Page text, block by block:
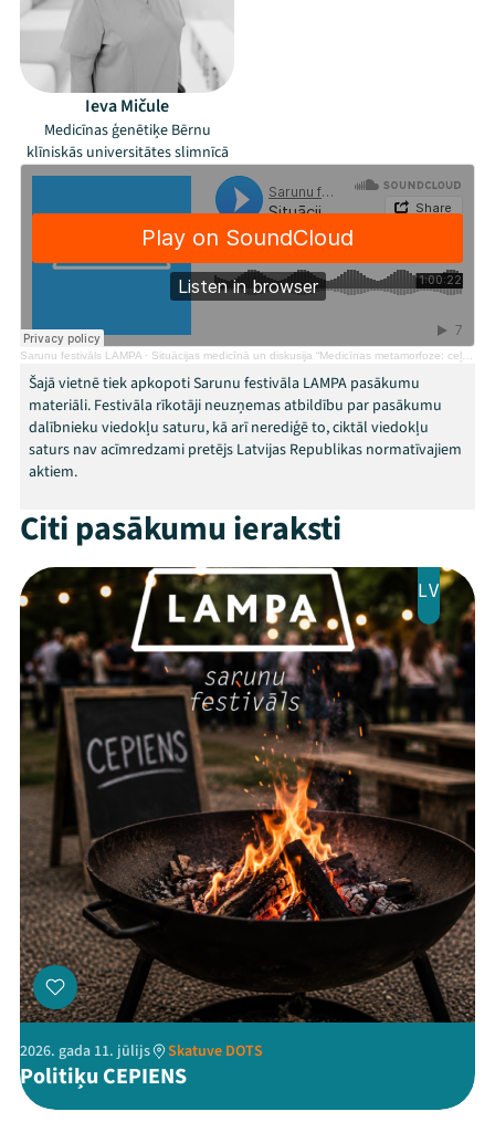
Mana programma
Festivāls
Programma
Arhīvs
Viņi bija LAMPĀ 2026
Jaunumi
Ziedo
Veikals
Kontakti
ThreadsFacebookYoutube
X Instagram
Flick TikTok
Ieva Mičule
Medicīnas ģenētiķe Bērnu
klīniskās universitātes slimnīcā
Sarunu festivāls LAMPA · Situācijas medicīnā un diskusija “Medicīnas metamorfoze: ceļš uz personalizētu veselības aprūpi”
Šajā vietnē tiek apkopoti Sarunu festivāla LAMPA pasākumu
materiāli. Festivāla rīkotāji neuzņemas atbildību par pasākumu
dalībnieku viedokļu saturu, kā arī nerediģē to, ciktāl viedokļu
saturs nav acīmredzami pretējs Latvijas Republikas normatīvajiem
aktiem.
Citi pasākumu ieraksti
LV
2026. gada 11. jūlijs Skatuve DOTS
Politiķu CEPIENS